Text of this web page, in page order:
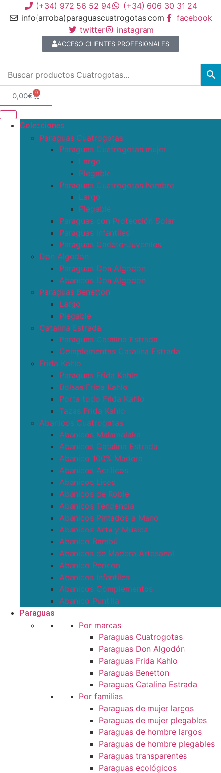
(+34) 972 56 52 94
(+34) 606 30 31 24
info(arroba)paraguascuatrogotas.com
facebook
twitter
instagram
ACCESO CLIENTES PROFESIONALES
0,00€ 0
Colecciones
Paraguas Cuatrogotas
Paraguas Cuatrogotas mujer
Largo
Plegable
Paraguas Cuatrogotas hombre
Largo
Plegable
Paraguas con Protección Solar
Paraguas infantiles
Paraguas Cadete-Juveniles
Don Algodón
Paraguas Don Algodón
Abanicos Don Algodon
Paraguas Benetton
Largo
Plegable
Catalina Estrada
Paraguas Catalina Estrada
Complementos Catalina Estrada
Frida Kahlo
Paraguas Frida Kahlo
Bolsas Frida Kahlo
Porta todo Frida Kahlo
Tazas Frida Kahlo
Abanicos Cuatrogotas
Abanicos Malamalaka
Abanicos Catalina Estrada
Abanico 100% Madera
Abanicos Acrílicos
Abanicos Lisos
Abanicos de Roble
Abanicos Tendencia
Abanicos Pintados a Mano
Abanicos Arte y Música
Abanico Bambú
Abanicos de Madera Artesanal
Abanico Pericon
Abanicos Infantiles
Abanicos Complementos
Abanico Puntilla
Paraguas
Por marcas
Paraguas Cuatrogotas
Paraguas Don Algodón
Paraguas Frida Kahlo
Paraguas Benetton
Paraguas Catalina Estrada
Por familias
Paraguas de mujer largos
Paraguas de mujer plegables
Paraguas de hombre largos
Paraguas de hombre plegables
Paraguas transparentes
Paraguas ecológicos